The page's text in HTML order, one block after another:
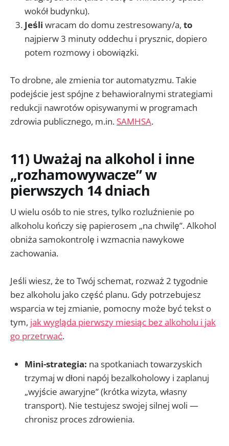
wokół budynku).
Jeśli wracam do domu zestresowany/a, to
najpierw 3 minuty oddechu i prysznic, dopiero
potem rozmowy i obowiązki.
To drobne, ale zmienia tor automatyzmu. Takie
podejście jest spójne z behawioralnymi strategiami
redukcji nawrotów opisywanymi w programach
zdrowia publicznego, m.in. SAMHSA.
11) Uważaj na alkohol i inne
„rozhamowywacze” w
pierwszych 14 dniach
U wielu osób to nie stres, tylko rozluźnienie po
alkoholu kończy się papierosem „na chwilę”. Alkohol
obniża samokontrolę i wzmacnia nawykowe
zachowania.
Jeśli wiesz, że to Twój schemat, rozważ 2 tygodnie
bez alkoholu jako część planu. Gdy potrzebujesz
wsparcia w tej zmianie, pomocny może być tekst o
tym, jak wygląda pierwszy miesiąc bez alkoholu i jak
go przetrwać.
Mini-strategia: na spotkaniach towarzyskich
trzymaj w dłoni napój bezalkoholowy i zaplanuj
„wyjście awaryjne” (krótka wizyta, własny
transport). Nie testujesz swojej silnej woli —
chronisz proces zdrowienia.